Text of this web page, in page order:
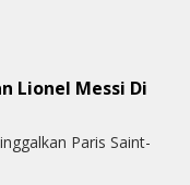
Lionel Messi Di
Paris Saint-